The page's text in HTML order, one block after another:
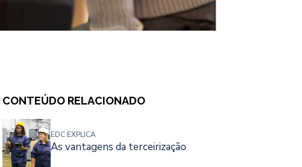
CONTEÚDO RELACIONADO
EDC EXPLICA
As vantagens da terceirização